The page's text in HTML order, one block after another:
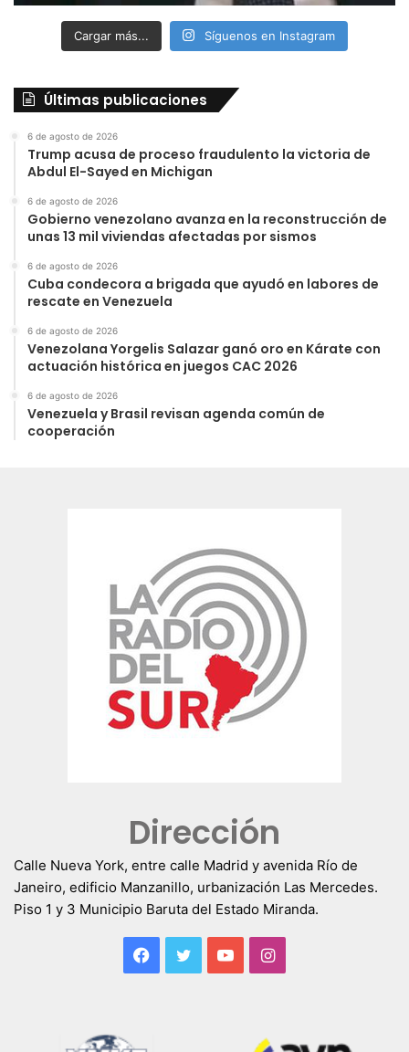
Cargar más... Síguenos en Instagram
Últimas publicaciones
6 de agosto de 2026
Trump acusa de proceso fraudulento la victoria de
Abdul El-Sayed en Michigan
6 de agosto de 2026
Gobierno venezolano avanza en la reconstrucción de
unas 13 mil viviendas afectadas por sismos
6 de agosto de 2026
Cuba condecora a brigada que ayudó en labores de
rescate en Venezuela
6 de agosto de 2026
Venezolana Yorgelis Salazar ganó oro en Kárate con
actuación histórica en juegos CAC 2026
6 de agosto de 2026
Venezuela y Brasil revisan agenda común de
cooperación
Dirección
Calle Nueva York, entre calle Madrid y avenida Río de
Janeiro, edificio Manzanillo, urbanización Las Mercedes.
Piso 1 y 3 Municipio Baruta del Estado Miranda.
Facebook
TwitterYouTubeInstagram